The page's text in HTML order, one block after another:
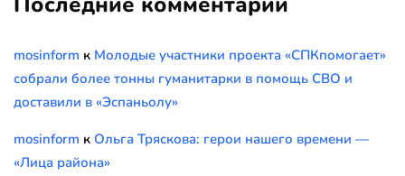
mosinform к Молодые участники проекта «СПКпомогает»
собрали более тонны гуманитарки в помощь СВО и
доставили в «Эспаньолу»
mosinform к Ольга Тряскова: герои нашего времени —
«Лица района»